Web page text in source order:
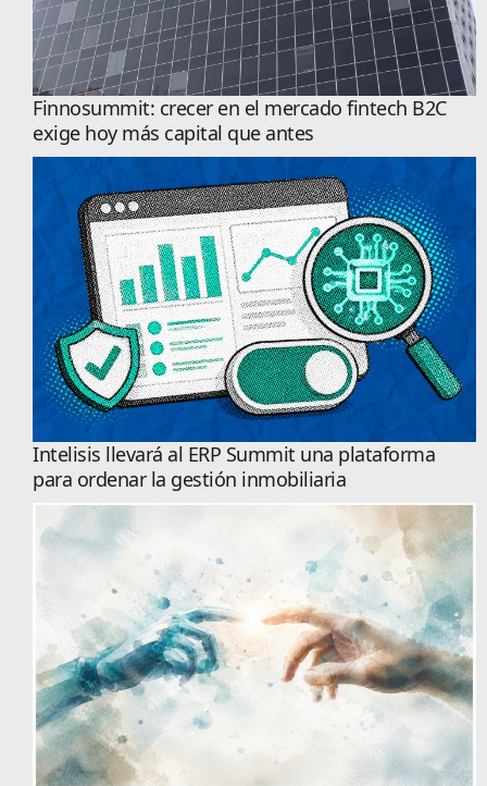
Finnosummit: crecer en el mercado fintech B2C
exige hoy más capital que antes
Intelisis llevará al ERP Summit una plataforma
para ordenar la gestión inmobiliaria